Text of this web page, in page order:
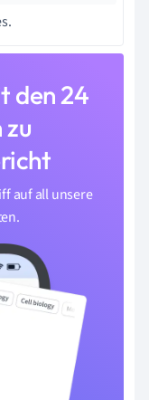
den 24
auf all unsere